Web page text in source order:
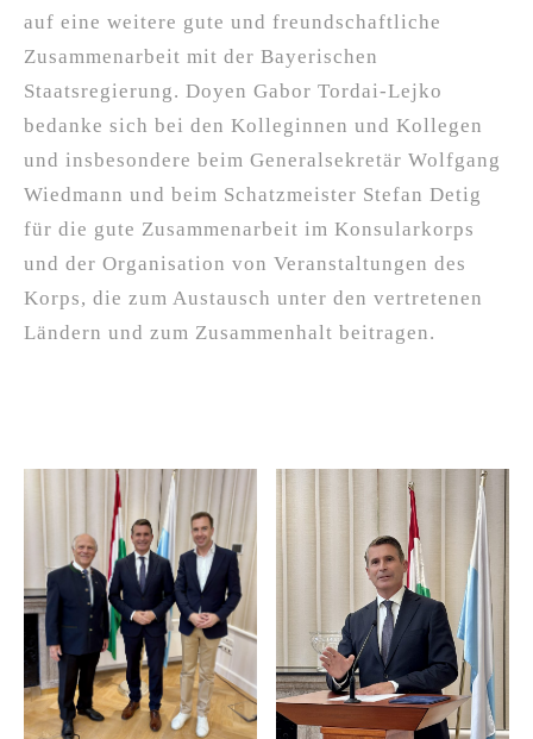
auf eine weitere gute und freundschaftliche
Zusammenarbeit mit der Bayerischen
Staatsregierung. Doyen Gabor Tordai-Lejko
bedanke sich bei den Kolleginnen und Kollegen
und insbesondere beim Generalsekretär Wolfgang
Wiedmann und beim Schatzmeister Stefan Detig
für die gute Zusammenarbeit im Konsularkorps
und der Organisation von Veranstaltungen des
Korps, die zum Austausch unter den vertretenen
Ländern und zum Zusammenhalt beitragen.